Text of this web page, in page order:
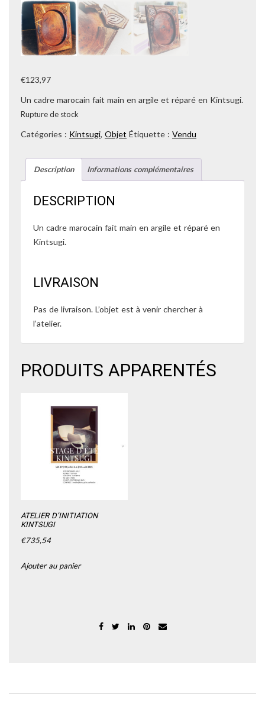
€123,97
Un cadre marocain fait main en argile et réparé en Kintsugi.
Rupture de stock
Catégories : Kintsugi, Objet Étiquette : Vendu
Description Informations complémentaires
DESCRIPTION
Un cadre marocain fait main en argile et réparé en
Kintsugi.
LIVRAISON
Pas de livraison. L’objet est à venir chercher à
l’atelier.
PRODUITS APPARENTÉS
ATELIER D’INITIATION
KINTSUGI
€735,54
Ajouter au panier